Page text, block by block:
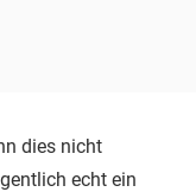
dies nicht
echt ein